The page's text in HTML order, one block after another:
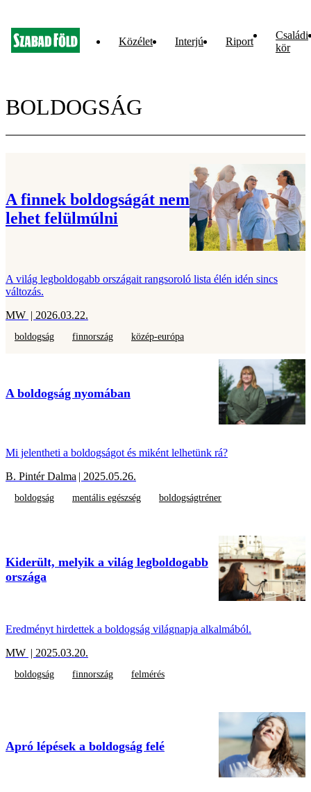
Közélet Interjú Riport
Családi
kör
BOLDOGSÁG
A finnek boldogságát nem
lehet felülmúlni
A világ legboldogabb országait rangsoroló lista élén idén sincs
változás.
MW | 2026.03.22.
boldogság finnország közép-európa
A boldogság nyomában
Mi jelentheti a boldogságot és miként lelhetünk rá?
B. Pintér Dalma | 2025.05.26.
boldogság mentális egészség boldogságtréner
Kiderült, melyik a világ legboldogabb
országa
Eredményt hirdettek a boldogság világnapja alkalmából.
MW | 2025.03.20.
boldogság finnország felmérés
Apró lépések a boldogság felé